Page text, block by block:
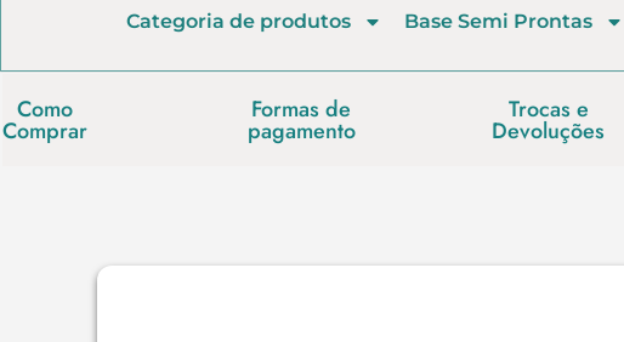
Categoria de produtos Base Semi Prontas
Como
Comprar
Formas de
pagamento
Trocas e
Devoluções